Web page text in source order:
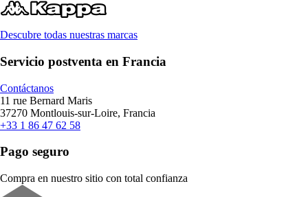
Descubre todas nuestras marcas
Servicio postventa en Francia
Contáctanos
11 rue Bernard Maris
37270 Montlouis-sur-Loire, Francia
+33 1 86 47 62 58
Pago seguro
Compra en nuestro sitio con total confianza